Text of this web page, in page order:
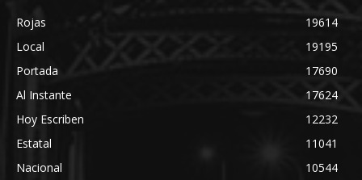
Rojas
19614
Local
19195
Portada
17690
Al Instante
17624
Hoy Escriben
12232
Estatal
11041
Nacional
10544